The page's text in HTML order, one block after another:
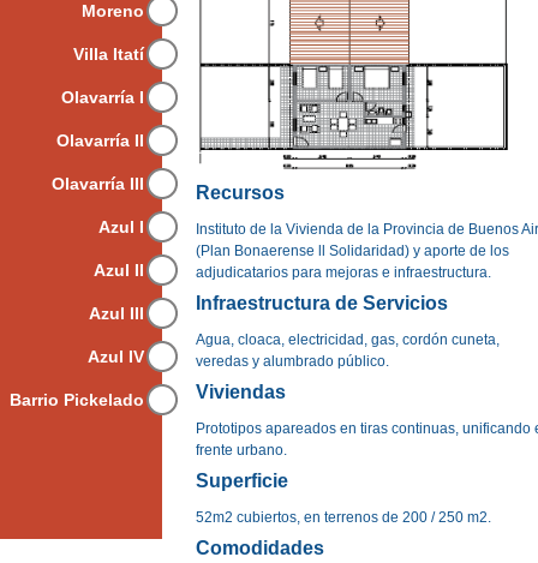
Moreno
Villa Itatí
Olavarría I
Olavarría II
Olavarría III
Azul I
Azul II
Azul III
Azul IV
Barrio Pickelado
Recursos
Instituto de la Vivienda de la Provincia de Buenos
(Plan Bonaerense ll Solidaridad) y aporte de los
adjudicatarios para mejoras e infraestructura.
Infraestructura de Servicios
Agua, cloaca, electricidad, gas, cordón cuneta,
veredas y alumbrado público.
Viviendas
Prototipos apareados en tiras continuas, unificando
frente urbano.
Superficie
52m2 cubiertos, en terrenos de 200 / 250 m2.
Comodidades